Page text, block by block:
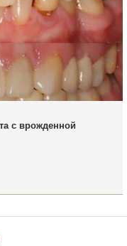
с врожденной